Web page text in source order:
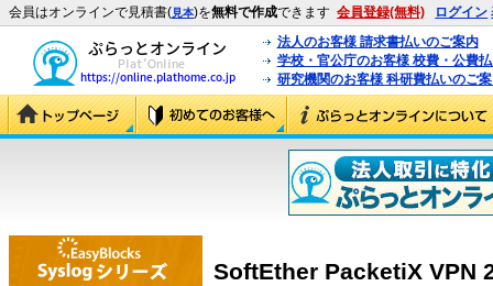
会員はオンラインで見積書(見本)を無料で作成できます 会員登録(無料) ログイン
法人のお客様 請求書払いのご案内
学校・官公庁のお客様 校費・公費
研究機関のお客様 科研費払いのご
SoftEther PacketiX VPN